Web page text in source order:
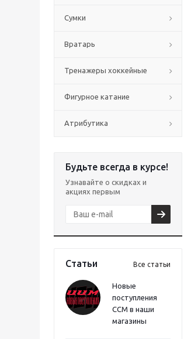
Сумки
Вратарь
Тренажеры хоккейные
Фигурное катание
Атрибутика
Будьте всегда в курсе!
Узнавайте о скидках и
акциях первым
Статьи Все статьи
Новые
поступления
CCM в наши
магазины